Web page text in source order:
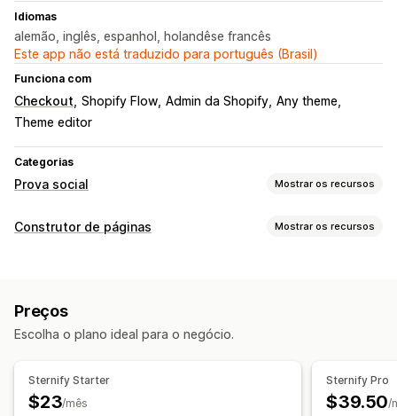
Idiomas
alemão, inglês, espanhol, holandêse francês
Este app não está traduzido para português (Brasil)
Funciona com
Checkout Shopify Flow Admin da Shopify Any theme
Theme editor
Categorias
Prova social Mostrar os recursos
Tipos de conteúdo
Contagem de avaliações
Links de redes sociais
Acompanhamento de engajamento
Acompanhamento de conversões
Construtor de páginas Mostrar os recursos
Coleções
Perguntas frequentes Páginas de centrais de ajuda
Páginas de agradecimento
Páginas de carreiras
Páginas de informações jurídicas
Preços
Escolha o plano ideal para o negócio.
Sternify Starter
$23/mês
Sternify Pro
$39.50/